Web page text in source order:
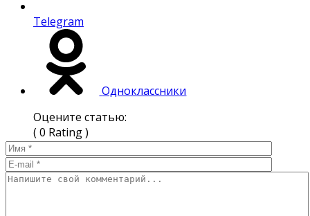
Telegram
Одноклассники
Оцените статью:
( 0 Rating )